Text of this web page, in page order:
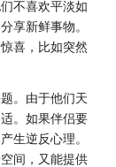
不喜欢平淡如
享新鲜事物。
喜，比如突然
。由于他们天
。如果伴侣要
生逆反心理。
间，又能提供